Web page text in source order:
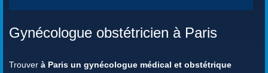
Gynécologue obstétricien à Paris
Trouver à Paris un gynécologue médical et obstétrique